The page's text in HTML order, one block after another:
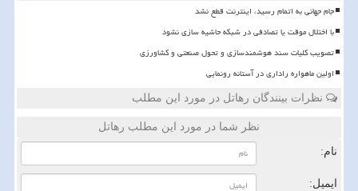
️جام جهانی به اتمام رسید، اینترنت قطع نشد
با اختلال موقت یا تصادفی در شبکه حاشیه سازی نشود
تصویب کلیات سند هوشمندسازی و تحول صنعتی و کشاورزی
اولین ماهواره راداری در آستانه رونمایی
نظرات بینندگان رهاتل در مورد این مطلب
نظر شما در مورد این مطلب رهاتل
نام:
ایمیل: